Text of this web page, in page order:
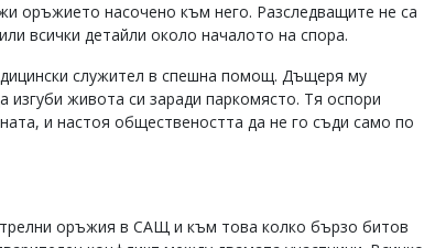
оръжието насочено към него. Разследващите не са
всички детайли около началото на спора.
служител в спешна помощ. Дъщеря му
живота си заради паркомясто. Тя оспори
и настоя обществеността да не го съди само по
оръжия в САЩ и към това колко бързо битов